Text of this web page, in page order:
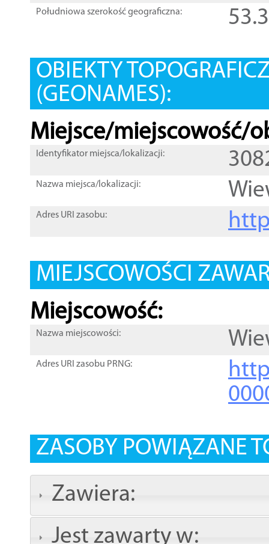
Południowa szerokość geograficzna:
OBIEKTY
(GEONAMES):
Miejsce/miejscowość/
Identyfikator miejsca/lokalizacji:
Nazwa miejsca/lokalizacji:
Adres URI zasobu:
MIEJSCOWOŚCI
Miejscowość:
Nazwa miejscowości:
Adres URI zasobu PRNG:
ZASOBY POWIĄZANE
Zawiera:
Jest zawarty w: